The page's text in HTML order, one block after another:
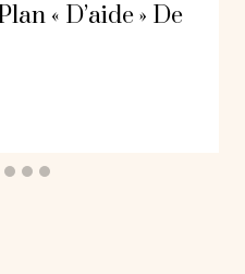
« D’aide » De